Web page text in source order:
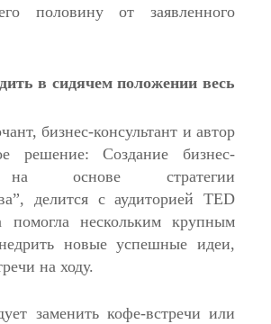
половину от заявленного
в сидячем положении весь
бизнес-консультант и автор
решение: Создание бизнес-
основе стратегии
делится с аудиторией TED
нескольким крупным
новые успешные идеи,
на ходу.
заменить кофе-встречи или